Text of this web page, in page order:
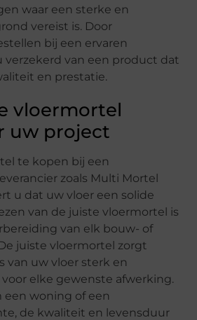
waar een sterke en
vereist is. Door
bij een ervaren
verzekerd van een product dat
en prestatie.
vloermortel
uw project
te kopen bij een
zoals Multi Mortel
u dat uw vloer een solide
van de juiste vloermortel is
van elk bouw- of
juiste vloermortel zorgt
van uw vloer sterk en
voor elke gewenste afwerking.
een woning of een
de kwaliteit en levensduur